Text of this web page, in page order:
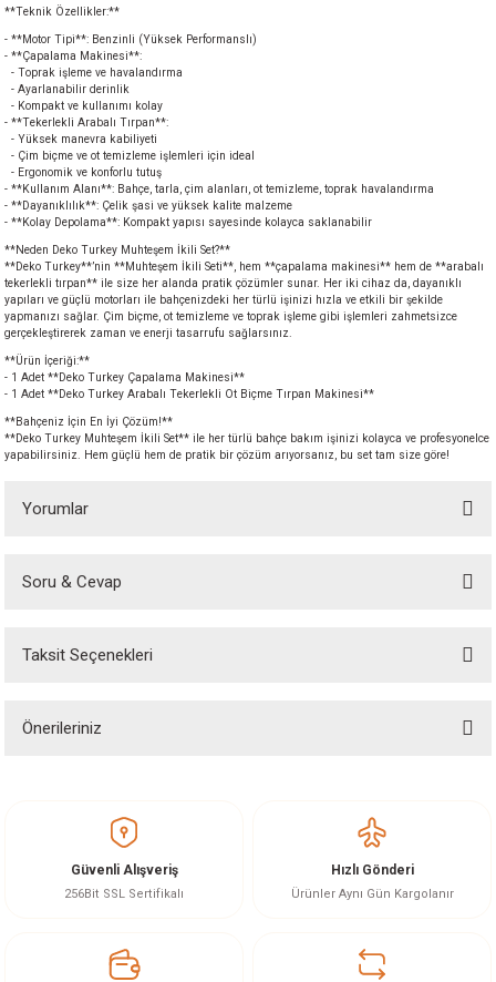
Makinesi
**Teknik Özellikler:**
- **Motor Tipi**: Benzinli (Yüksek Performanslı)
- **Çapalama Makinesi**:
- Toprak işleme ve havalandırma
- Ayarlanabilir derinlik
- Kompakt ve kullanımı kolay
- **Tekerlekli Arabalı Tırpan**:
- Yüksek manevra kabiliyeti
- Çim biçme ve ot temizleme işlemleri için ideal
- Ergonomik ve konforlu tutuş
- **Kullanım Alanı**: Bahçe, tarla, çim alanları, ot temizleme, toprak havalandırma
- **Dayanıklılık**: Çelik şasi ve yüksek kalite malzeme
- **Kolay Depolama**: Kompakt yapısı sayesinde kolayca saklanabilir
**Neden Deko Turkey Muhteşem İkili Set?**
**Deko Turkey**’nin **Muhteşem İkili Seti**, hem **çapalama makinesi** hem de **arabalı
tekerlekli tırpan** ile size her alanda pratik çözümler sunar. Her iki cihaz da, dayanıklı
yapıları ve güçlü motorları ile bahçenizdeki her türlü işinizi hızla ve etkili bir şekilde
yapmanızı sağlar. Çim biçme, ot temizleme ve toprak işleme gibi işlemleri zahmetsizce
gerçekleştirerek zaman ve enerji tasarrufu sağlarsınız.
**Ürün İçeriği:**
- 1 Adet **Deko Turkey Çapalama Makinesi**
- 1 Adet **Deko Turkey Arabalı Tekerlekli Ot Biçme Tırpan Makinesi**
**Bahçeniz İçin En İyi Çözüm!**
**Deko Turkey Muhteşem İkili Set** ile her türlü bahçe bakım işinizi kolayca ve profesyonelce
yapabilirsiniz. Hem güçlü hem de pratik bir çözüm arıyorsanız, bu set tam size göre!
Yorumlar
Soru & Cevap
Ürün hakkında henüz soru sorulmamış.
Taksit Seçenekleri
Önerileriniz
Görüş ve önerileriniz için teşekkür ederiz.
Ürün resmi kalitesiz, bozuk veya görüntülenemiyor.
Ürün bilgilerinde hatalar bulunuyor.
Güvenli Alışveriş
256Bit SSL Sertifikalı
Hızlı Gönderi
Ürünler Aynı Gün Kargolanır